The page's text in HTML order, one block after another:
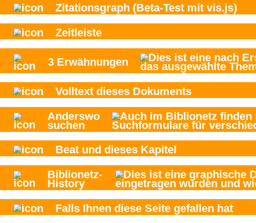
Zitationsgraph (Beta-Test mit vis.js)
Zeitleiste
3 Erwähnungen
Volltext dieses Dokuments
Anderswo
suchen
Beat und dieses Kapitel
Biblionetz-
History
Falls Ihnen diese Seite gefallen hat